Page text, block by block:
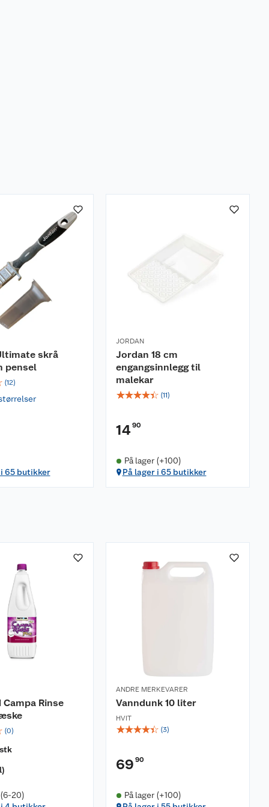
skrå
pensel
(12)
i 65 butikker
JORDAN
Jordan 18 cm
engangsinnlegg til
malekar
☆☆☆☆☆ (11)
1490
På lager (+100)
På lager i 65 butikker
Rinse
(0)
stk
)
(6-20)
ANDRE MERKEVARER
Vanndunk 10 liter
HVIT
☆☆☆☆☆ (3)
69 90
På lager (+100)